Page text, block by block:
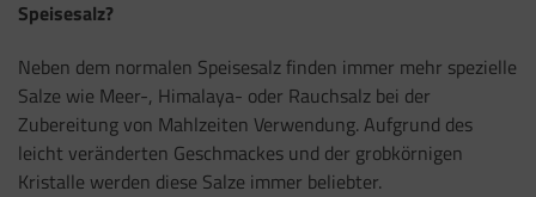
Speisesalz?
Neben dem normalen Speisesalz finden immer mehr spezielle
Salze wie Meer-, Himalaya- oder Rauchsalz bei der
Zubereitung von Mahlzeiten Verwendung. Aufgrund des
leicht veränderten Geschmackes und der grobkörnigen
Kristalle werden diese Salze immer beliebter.